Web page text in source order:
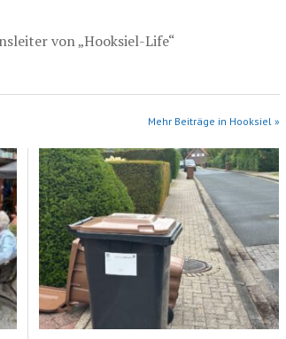
von „Hooksiel-Life“
Mehr Beiträge in Hooksiel »